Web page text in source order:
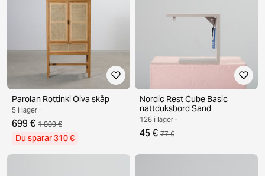
Parolan Rottinki Oiva skåp
5 i lager ·
699 € 1 009 €
Du sparar 310 €
Nordic Rest Cube Basic
nattduksbord Sand
126 i lager ·
45 € 77 €